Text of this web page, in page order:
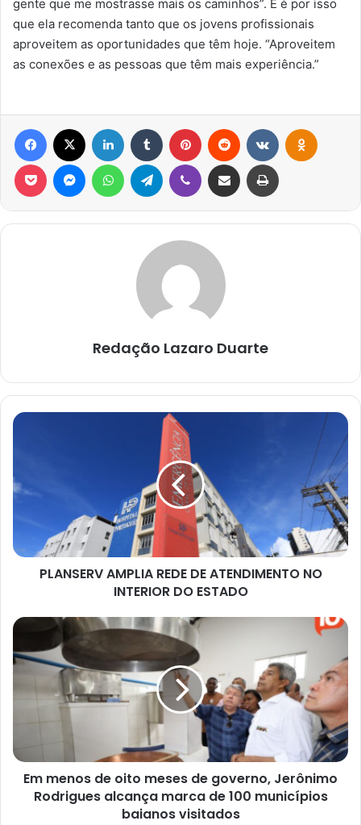
gente que me mostrasse mais os caminhos”. E é por isso
que ela recomenda tanto que os jovens profissionais
aproveitem as oportunidades que têm hoje. “Aproveitem
as conexões e as pessoas que têm mais experiência.”
Facebook Linkedin Tumblr Pinterest Reddit VK
Pocket MessengerWhatsAppTelegram Viber Compartilhar via e-mail Imprimir
Redação Lazaro Duarte
PLANSERV
ATENDIMENTO
ESTADO
PLANSERV AMPLIA REDE DE ATENDIMENTO NO
INTERIOR DO ESTADO
Em
de
oito
meses
Rodrigues
alcança
marca
Em menos de oito meses de governo, Jerônimo
Rodrigues alcança marca de 100 municípios
baianos visitados